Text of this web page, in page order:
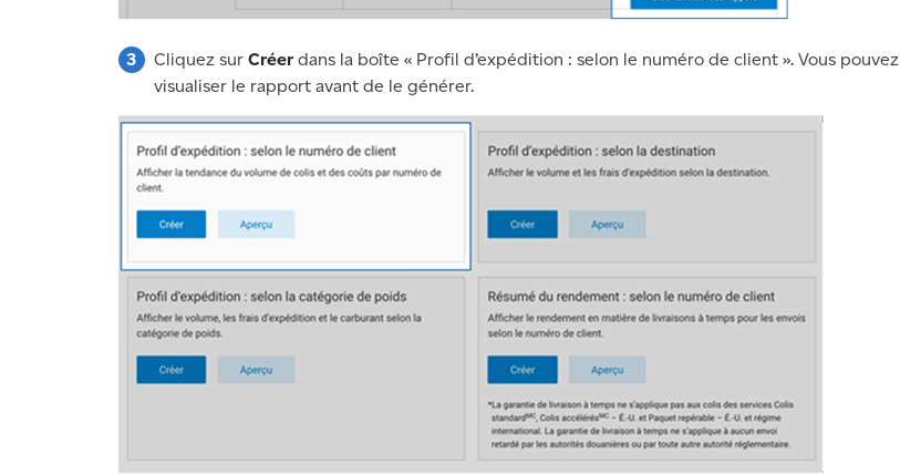
Cliquez sur Créerdans la boîte « Profil d’expédition : selon le numéro de client ». Vous pouvez
visualiser le rapport avant de le générer.